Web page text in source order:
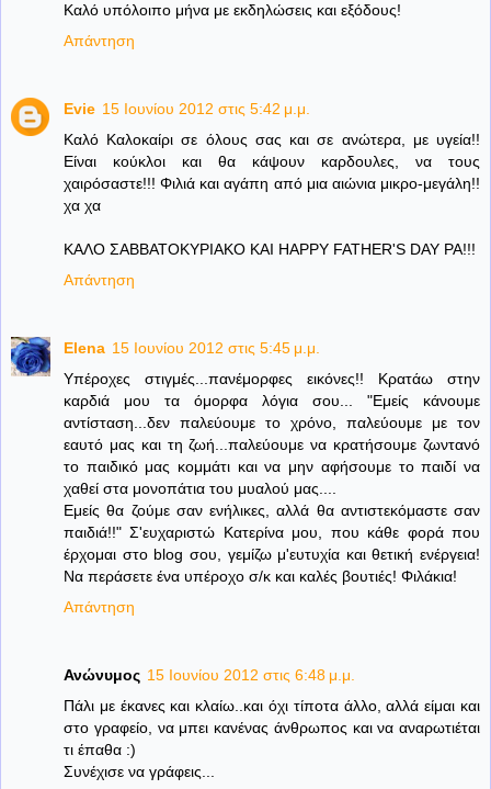
Καλό υπόλοιπο μήνα με εκδηλώσεις και εξόδους!
Απάντηση
Evie 15 Ιουνίου 2012 στις 5:42 μ.μ.
Καλό Καλοκαίρι σε όλους σας και σε ανώτερα, με υγεία!!
Είναι κούκλοι και θα κάψουν καρδουλες, να τους
χαιρόσαστε!!! Φιλιά και αγάπη από μια αιώνια μικρο-μεγάλη!!
χα χα
ΚΑΛΟ ΣΑΒΒΑΤΟΚΥΡΙΑΚΟ ΚΑΙ HAPPY FATHER'S DAY PA!!!
Απάντηση
Elena 15 Ιουνίου 2012 στις 5:45 μ.μ.
Υπέροχες στιγμές...πανέμορφες εικόνες!! Κρατάω στην
καρδιά μου τα όμορφα λόγια σου... "Εμείς κάνουμε
αντίσταση...δεν παλεύουμε το χρόνο, παλεύουμε με τον
εαυτό μας και τη ζωή...παλεύουμε να κρατήσουμε ζωντανό
το παιδικό μας κομμάτι και να μην αφήσουμε το παιδί να
χαθεί στα μονοπάτια του μυαλού μας....
Εμείς θα ζούμε σαν ενήλικες, αλλά θα αντιστεκόμαστε σαν
παιδιά!!" Σ'ευχαριστώ Κατερίνα μου, που κάθε φορά που
έρχομαι στο blog σου, γεμίζω μ'ευτυχία και θετική ενέργεια!
Να περάσετε ένα υπέροχο σ/κ και καλές βουτιές! Φιλάκια!
Απάντηση
Ανώνυμος 15 Ιουνίου 2012 στις 6:48 μ.μ.
Πάλι με έκανες και κλαίω..και όχι τίποτα άλλο, αλλά είμαι και
στο γραφείο, να μπει κανένας άνθρωπος και να αναρωτιέται
τι έπαθα :)
Συνέχισε να γράφεις...